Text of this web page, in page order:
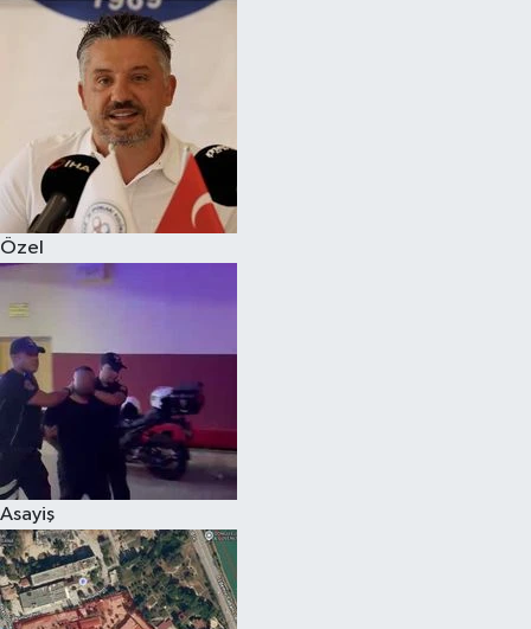
Özel
Asayiş
Magazin
Özel
Resmi İlanlar
Sağlık
Siyaset
Yaşam
Yerel Yönetimler
Yurttan